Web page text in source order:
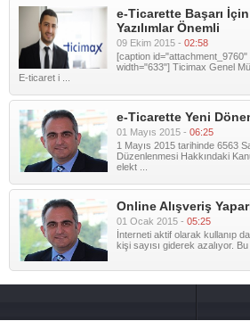
e-Ticarette Başarı İçin
Yazılımlar Önemli
09 Ekim 2015 - 02:58
[caption
width="633"] Ticimax Genel
E-ticaret i ...
e-Ticarette Yeni
01 Mayıs 2015 - 06:25
1 Mayıs 2015 tarihinde 6563
Düzenlenmesi Hakkındaki
elekt ...
Online Alışveriş
01 Ocak 2015 - 05:25
İnterneti aktif olarak kullanıp
kişi sayısı giderek azalıyor.